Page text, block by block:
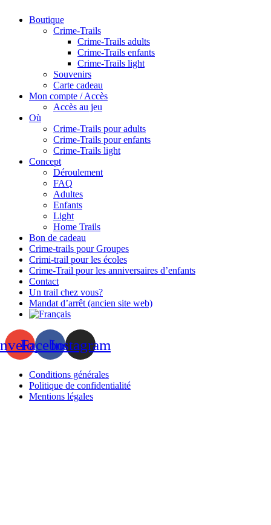
Boutique
Crime-Trails
Crime-Trails adults
Crime-Trails enfants
Crime-Trails light
Souvenirs
Carte cadeau
Mon compte / Accès
Accès au jeu
Où
Crime-Trails pour adults
Crime-Trails pour enfants
Crime-Trails light
Concept
Déroulement
FAQ
Adultes
Enfants
Light
Home Trails
Bon de cadeau
Crime-trails pour Groupes
Crimi-trail pour les écoles
Crime-Trail pour les anniversaires d’enfants
Contact
Un trail chez vous?
Mandat d’arrêt (ancien site web)
FacebookInstagram
Conditions générales
Politique de confidentialité
Mentions légales